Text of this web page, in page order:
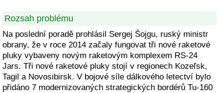
Rozsah problému
Na poslední poradě prohlásil Sergej Šojgu, ruský ministr
obrany, že v roce 2014 začaly fungovat tři nové raketové
pluky vybaveny novým raketovým komplexem RS-24
Jars. Tři nové raketové pluky stojí v regionech Kozeľsk,
Tagil a Novosibirsk. V bojové síle dálkového letectví bylo
přidáno 7 modernizovaných strategických bordérů Tu-160